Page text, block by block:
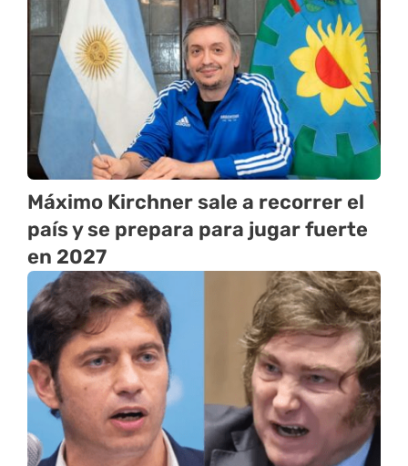
Máximo Kirchner sale a recorrer el
país y se prepara para jugar fuerte
en 2027